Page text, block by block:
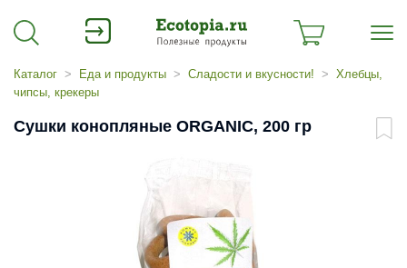
Каталог Еда и продукты Сладости и вкусности!
Хлебцы,
чипсы, крекеры
Сушки конопляные ORGANIС, 200 гр